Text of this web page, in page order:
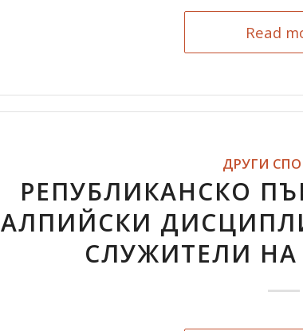
Read
ДРУГИ
РЕПУБЛИКАНСКО
АЛПИЙСКИ
СЛУЖИТЕЛИ НА